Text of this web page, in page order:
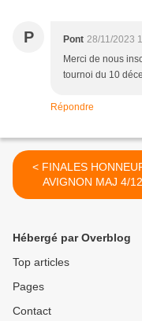
P Pont 28/11/2023
Merci de nous
tournoi du 10
Répondre
< FINALES HONNEURS
AVIGNON MAJ 4/12
Hébergé par Overblog
Top articles
Pages
Contact